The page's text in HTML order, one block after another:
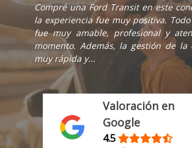
Compré una Ford Transit en este
la experiencia fue muy positiva.
fue muy amable, profesional y
momento. Además, la gestión de la
muy rápida y...
Valoración en
Google
4.5